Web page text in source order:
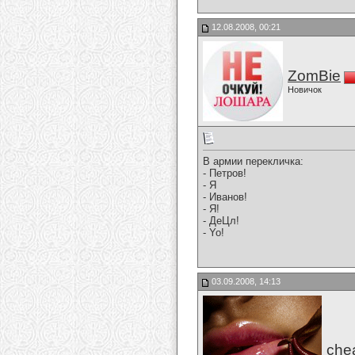
12.08.2008, 00:21
ZomBie
Новичок
В армии перекличка:
- Петров!
- Я
- Иванов!
- Я!
- ДеЦл!
- Yo!
03.09.2008, 14:13